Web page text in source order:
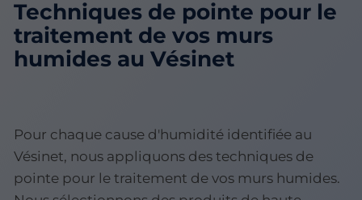
Techniques de pointe pour le
traitement de vos murs
humides au Vésinet
Pour chaque cause d'humidité identifiée au
Vésinet, nous appliquons des techniques de
pointe pour le traitement de vos murs humides.